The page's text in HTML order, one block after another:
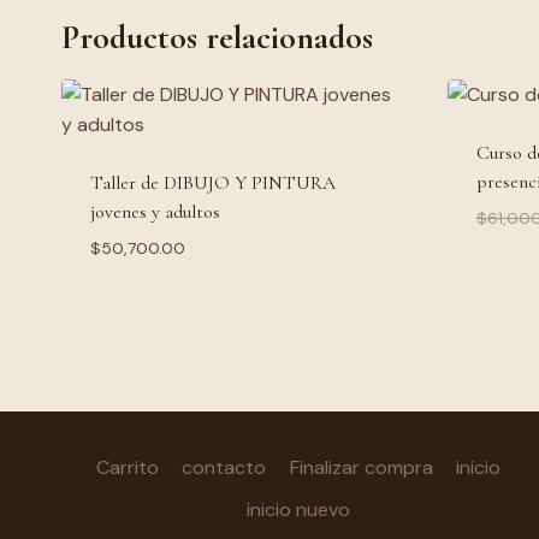
Productos relacionados
Taller de DIBUJO Y PINTURA
jovenes y adultos
$50,700.00
Curso
$
Carrito contacto Finalizar compra
inicio
inicio nuevo